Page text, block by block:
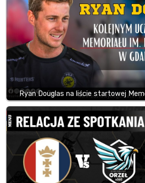
Ryan Douglas na liście startowej